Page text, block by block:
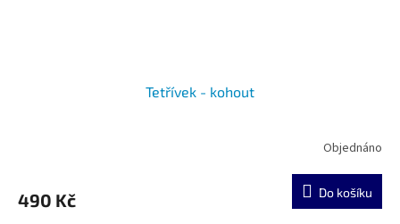
Tetřívek - kohout
Objednáno
490 Kč Do košíku